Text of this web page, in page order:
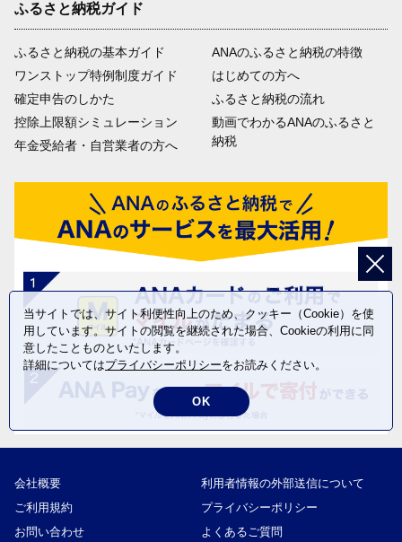
ふるさと納税ガイド
ふるさと納税の基本ガイド
ワンストップ特例制度ガイド
確定申告のしかた
控除上限額シミュレーション
年金受給者・自営業者の方へ
ANAのふるさと納税の特徴
はじめての方へ
ふるさと納税の流れ
動画でわかるANAのふるさと
納税
会社概要
利用者情報の外部送信について
ご利用規約
プライバシーポリシー
お問い合わせ
よくあるご質問
当サイトでは、サイト利便性向上のため、クッキー（Cookie）を使
用しています。サイトの閲覧を継続された場合、Cookieの利用に同
意したことものといたします。
詳細についてはプライバシーポリシーをお読みください。
OK